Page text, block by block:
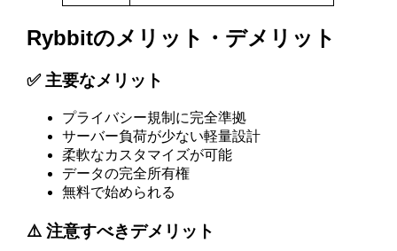
Rybbitのメリット・デメリット
✅ 主要なメリット
プライバシー規制に完全準拠
サーバー負荷が少ない軽量設計
柔軟なカスタマイズが可能
データの完全所有権
無料で始められる
⚠️ 注意すべきデメリット